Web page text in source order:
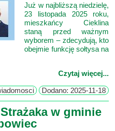
Już w najbliższą niedzielę,
23 listopada 2025 roku,
mieszkańcy Cieklina
staną przed ważnym
wyborem – zdecydują, kto
obejmie funkcję sołtysa na
Czytaj więcej...
Dodano: 2025-11-18
w gminie